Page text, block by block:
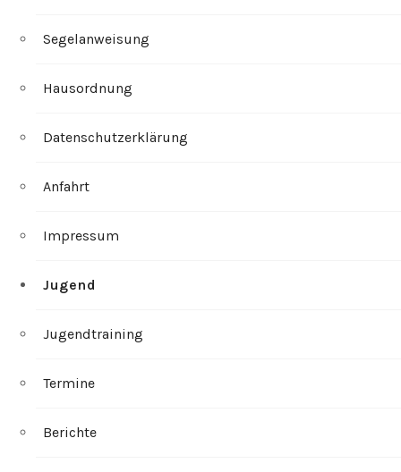
Segelanweisung
Hausordnung
Datenschutzerklärung
Anfahrt
Impressum
Jugend
Jugendtraining
Termine
Berichte